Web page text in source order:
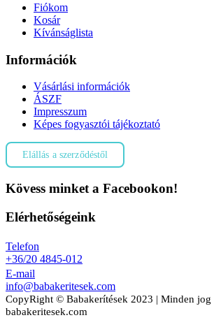
Fiókom
Kosár
Kívánságlista
Információk
Vásárlási információk
ÁSZF
Impresszum
Képes fogyasztói tájékoztató
Elállás a szerződéstől
Kövess minket a Facebookon!
Elérhetőségeink
Telefon
+36/20 4845-012
E-mail
info@babakeritesek.com
CopyRight © Babakerítések 2023 | Minden jog
babakeritesek.com